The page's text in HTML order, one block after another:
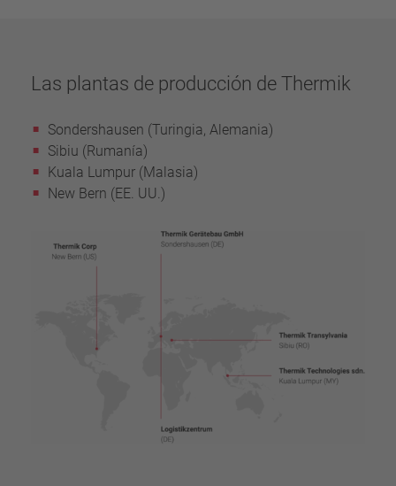
Las plantas de producción de Thermik
Sondershausen (Turingia, Alemania)
Sibiu (Rumanía)
Kuala Lumpur (Malasia)
New Bern (EE. UU.)